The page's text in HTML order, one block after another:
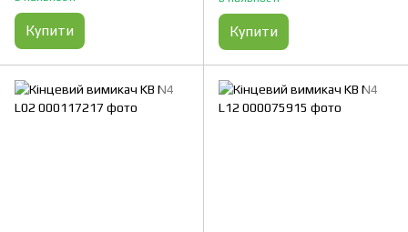
Купити Купити